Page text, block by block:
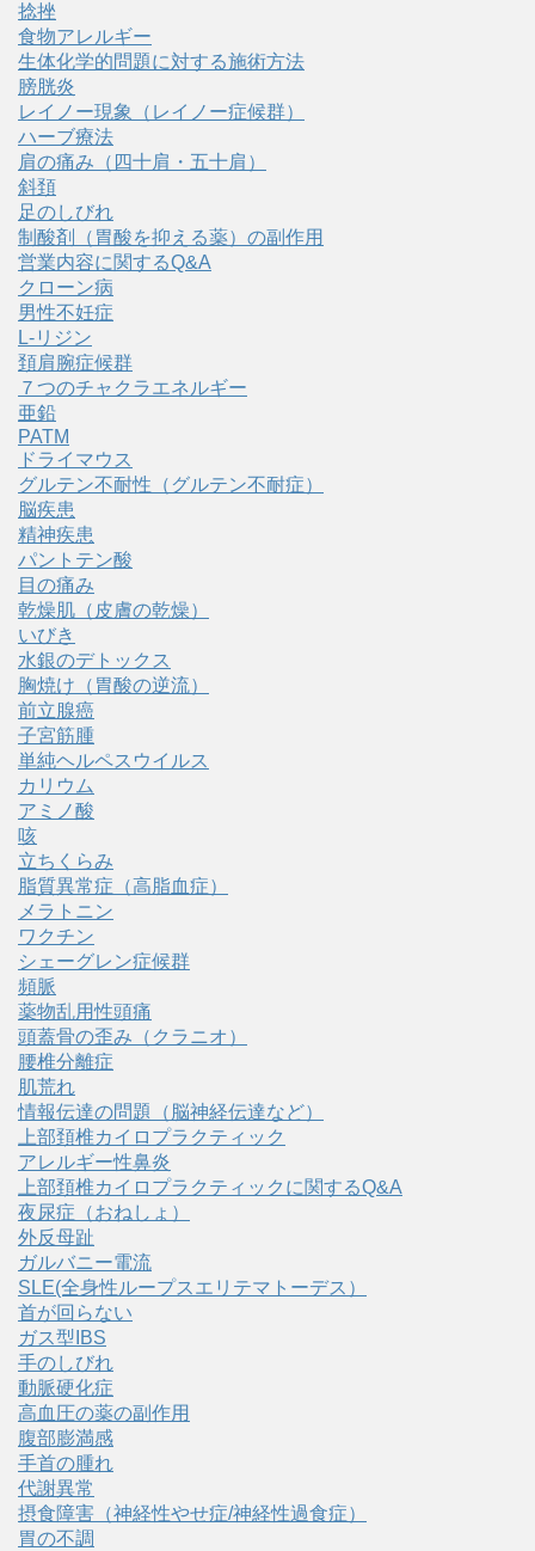
捻挫
食物アレルギー
生体化学的問題に対する施術方法
膀胱炎
レイノー現象（レイノー症候群）
ハーブ療法
肩の痛み（四十肩・五十肩）
斜頚
足のしびれ
制酸剤（胃酸を抑える薬）の副作用
営業内容に関するQ&A
クローン病
男性不妊症
L-リジン
頚肩腕症候群
７つのチャクラエネルギー
亜鉛
PATM
ドライマウス
グルテン不耐性（グルテン不耐症）
脳疾患
精神疾患
パントテン酸
目の痛み
乾燥肌（皮膚の乾燥）
いびき
水銀のデトックス
胸焼け（胃酸の逆流）
前立腺癌
子宮筋腫
単純ヘルペスウイルス
カリウム
アミノ酸
咳
立ちくらみ
脂質異常症（高脂血症）
メラトニン
ワクチン
シェーグレン症候群
頻脈
薬物乱用性頭痛
頭蓋骨の歪み（クラニオ）
腰椎分離症
肌荒れ
情報伝達の問題（脳神経伝達など）
上部頚椎カイロプラクティック
アレルギー性鼻炎
上部頚椎カイロプラクティックに関するQ&A
夜尿症（おねしょ）
外反母趾
ガルバニー電流
SLE(全身性ループスエリテマトーデス）
首が回らない
ガス型IBS
手のしびれ
動脈硬化症
高血圧の薬の副作用
腹部膨満感
手首の腫れ
代謝異常
摂食障害（神経性やせ症/神経性過食症）
胃の不調